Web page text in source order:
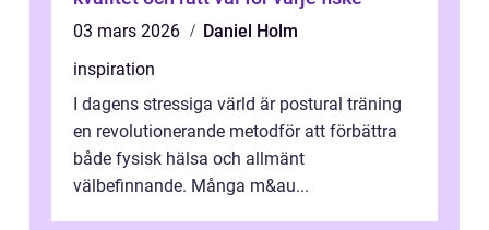
03 mars 2026
Daniel Holm
inspiration
I dagens stressiga värld är postural träning
en revolutionerande metodför att förbättra
både fysisk hälsa och allmänt
välbefinnande. Många m&au...